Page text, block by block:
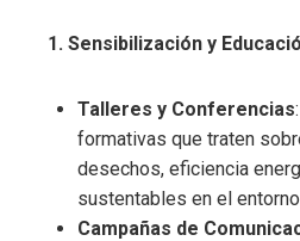
1. Sensibilización y
Talleres y Conferencias
formativas que traten
desechos, eficiencia
sustentables en el
Campañas de